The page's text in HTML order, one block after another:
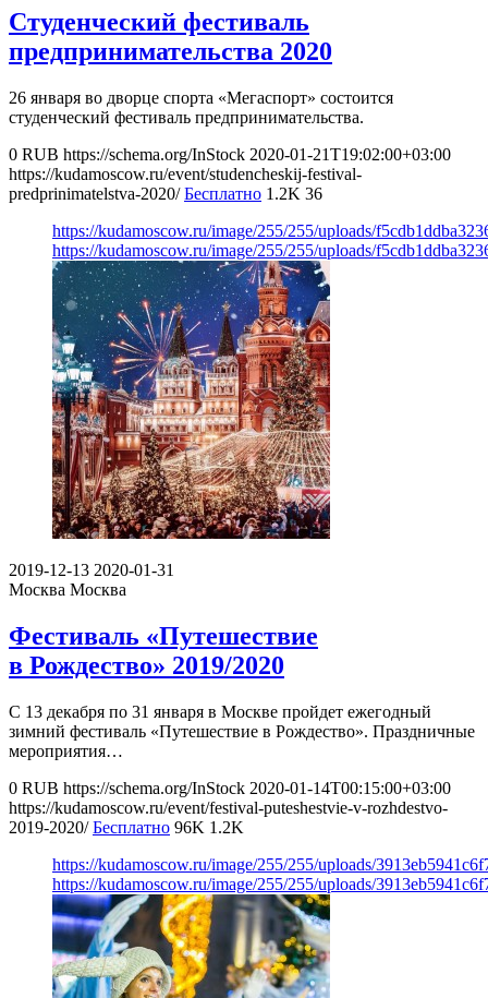
Студенческий фестиваль
предпринимательства 2020
26 января во дворце спорта «Мегаспорт» состоится
студенческий фестиваль предпринимательства.
0 RUB https://schema.org/InStock 2020-01-21T19:02:00+03:00
https://kudamoscow.ru/event/studencheskij-festival-
predprinimatelstva-2020/ Бесплатно 1.2K 36
https://kudamoscow.ru/image/255/255/uploads/
https://kudamoscow.ru/image/255/255/uploads/
2019-12-13 2020-01-31
Москва Москва
Фестиваль «Путешествие
в Рождество» 2019/2020
С 13 декабря по 31 января в Москве пройдет ежегодный
зимний фестиваль «Путешествие в Рождество». Праздничные
мероприятия…
0 RUB https://schema.org/InStock 2020-01-14T00:15:00+03:00
https://kudamoscow.ru/event/festival-puteshestvie-v-rozhdestvo-
2019-2020/ Бесплатно 96K 1.2K
https://kudamoscow.ru/image/255/255/uploads/
https://kudamoscow.ru/image/255/255/uploads/